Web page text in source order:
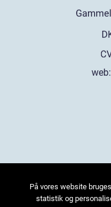
web:
På vores website
statistik og